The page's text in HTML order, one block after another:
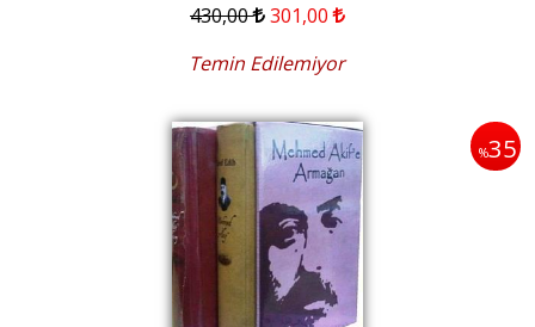
430,00 301,00
Temin Edilemiyor
%35